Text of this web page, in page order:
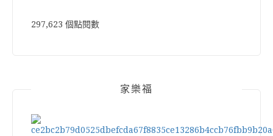
297,623 個點閱數
家樂福